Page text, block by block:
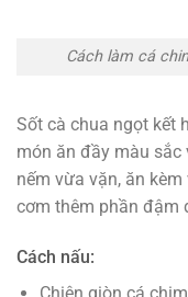
Cách làm cá
Sốt cà chua ngọt kết
món ăn đầy màu
nếm vừa vặn, ăn
cơm thêm phần đậm
Cách nấu: